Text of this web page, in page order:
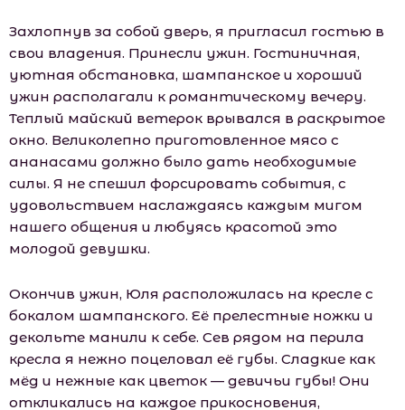
Захлопнув за собой дверь, я пригласил гостью в
свои владения. Принесли ужин. Гостиничная,
уютная обстановка, шампанское и хороший
ужин располагали к романтическому вечеру.
Теплый майский ветерок врывался в раскрытое
окно. Великолепно приготовленное мясо с
ананасами должно было дать необходимые
силы. Я не спешил форсировать события, с
удовольствием наслаждаясь каждым мигом
нашего общения и любуясь красотой это
молодой девушки.
Окончив ужин, Юля расположилась на кресле с
бокалом шампанского. Её прелестные ножки и
декольте манили к себе. Сев рядом на перила
кресла я нежно поцеловал её губы. Сладкие как
мёд и нежные как цветок — девичьи губы! Они
откликались на каждое прикосновения,